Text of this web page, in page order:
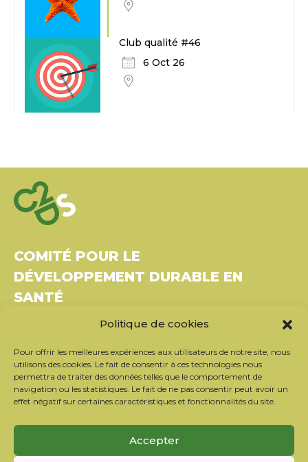
Politique de cookies
Pour offrir les meilleures expériences aux utilisateurs de notre site, nous
utilisons des cookies. Le fait de consentir à ces technologies nous
permettra de traiter des données telles que le comportement de
navigation ou les statistiques. Le fait de ne pas consentir peut avoir un
effet négatif sur certaines caractéristiques et fonctionnalités du site.
Accepter
Club qualité #46
6 Oct 26
COMITÉ POUR LE
DÉVELOPPEMENT DURABLE EN
SANTÉ
Bâtiment Le Rubixco, 1 rue Bernard Maris
Tél. : 06 26 49 36 81 – contact@c2ds.eu
TwitterLinkedIn
Youtube
S’inscrire à la newsletter
Nos partenaires